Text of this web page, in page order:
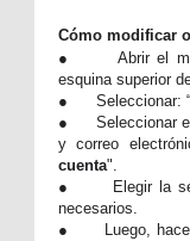
Cómo modificar
●
Abrir el
esquina superior
●
Seleccionar: “
●
Seleccionar
y correo
cuenta".
●
Elegir la
necesarios.
●
Luego,